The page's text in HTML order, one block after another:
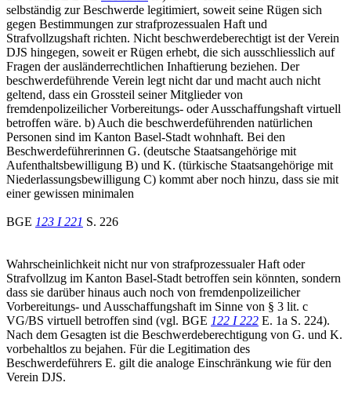
selbständig zur Beschwerde legitimiert, soweit seine Rügen sich
gegen Bestimmungen zur strafprozessualen Haft und
Strafvollzugshaft richten. Nicht beschwerdeberechtigt ist der Verein
DJS hingegen, soweit er Rügen erhebt, die sich ausschliesslich auf
Fragen der ausländerrechtlichen Inhaftierung beziehen. Der
beschwerdeführende Verein legt nicht dar und macht auch nicht
geltend, dass ein Grossteil seiner Mitglieder von
fremdenpolizeilicher Vorbereitungs- oder Ausschaffungshaft virtuell
betroffen wäre. b) Auch die beschwerdeführenden natürlichen
Personen sind im Kanton Basel-Stadt wohnhaft. Bei den
Beschwerdeführerinnen G. (deutsche Staatsangehörige mit
Aufenthaltsbewilligung B) und K. (türkische Staatsangehörige mit
Niederlassungsbewilligung C) kommt aber noch hinzu, dass sie mit
einer gewissen minimalen
BGE 123 I 221 S. 226
Wahrscheinlichkeit nicht nur von strafprozessualer Haft oder
Strafvollzug im Kanton Basel-Stadt betroffen sein könnten, sondern
dass sie darüber hinaus auch noch von fremdenpolizeilicher
Vorbereitungs- und Ausschaffungshaft im Sinne von § 3 lit. c
VG/BS virtuell betroffen sind (vgl. BGE 122 I 222 E. 1a S. 224).
Nach dem Gesagten ist die Beschwerdeberechtigung von G. und K.
vorbehaltlos zu bejahen. Für die Legitimation des
Beschwerdeführers E. gilt die analoge Einschränkung wie für den
Verein DJS.